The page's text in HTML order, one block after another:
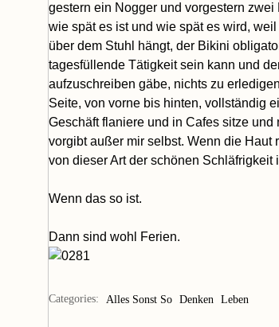
gestern ein Nogger und vorgestern
wie spät es ist und wie spät es wird,
über dem Stuhl hängt, der Bikini
tagesfüllende Tätigkeit sein kann und
aufzuschreiben gäbe, nichts zu
Seite, von vorne bis hinten, vollständig
Geschäft flaniere und in Cafes sitze
vorgibt außer mir selbst. Wenn die Haut
von dieser Art der schönen
Wenn das so ist.
Dann sind wohl Ferien.
Categories: Alles Sonst So Denken Leben